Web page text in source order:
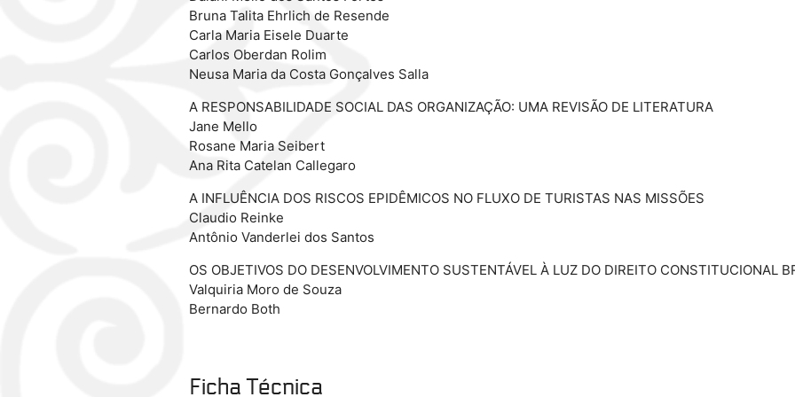
Bruna Talita Ehrlich de Resende
Carla Maria Eisele Duarte
Carlos Oberdan Rolim
Neusa Maria da Costa Gonçalves Salla
A RESPONSABILIDADE SOCIAL DAS ORGANIZAÇÃO: UMA REVISÃO DE LITERATURA
Jane Mello
Rosane Maria Seibert
Ana Rita Catelan Callegaro
A INFLUÊNCIA DOS RISCOS EPIDÊMICOS NO FLUXO DE TURISTAS NAS MISSÕES
Claudio Reinke
Antônio Vanderlei dos Santos
OS OBJETIVOS DO DESENVOLVIMENTO SUSTENTÁVEL À LUZ DO DIREITO CONSTITUCIONAL
Valquiria Moro de Souza
Bernardo Both
Ficha Técnica